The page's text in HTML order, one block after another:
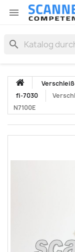

search
fi-7030
N7100E